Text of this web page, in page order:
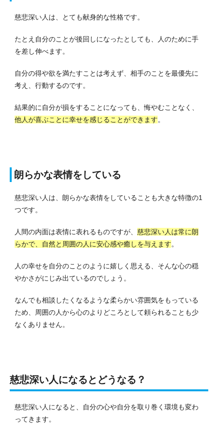
慈悲深い人は、とても献身的な性格です。
たとえ自分のことが後回しになったとしても、人のために手
を差し伸べます。
自分の得や欲を満たすことは考えず、相手のことを最優先に
考え、行動するのです。
結果的に自分が損をすることになっても、悔やむことなく、
他人が喜ぶことに幸せを感じることができます。
朗らかな表情をしている
慈悲深い人は、朗らかな表情をしていることも大きな特徴の1
つです。
人間の内面は表情に表れるものですが、 慈悲深い人は常に朗
らかで、自然と周囲の人に安心感や癒しを与えます。
人の幸せを自分のことのように嬉しく思える、そんな心の穏
やかさがにじみ出ているのでしょう。
なんでも相談したくなるような柔らかい雰囲気をもっている
ため、周囲の人から心のよりどころとして頼られることも少
なくありません。
慈悲深い人になるとどうなる？
慈悲深い人になると、自分の心や自分を取り巻く環境も変わ
ってきます。